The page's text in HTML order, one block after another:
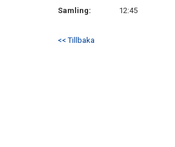
Samling:
12:45
<< Tillbaka